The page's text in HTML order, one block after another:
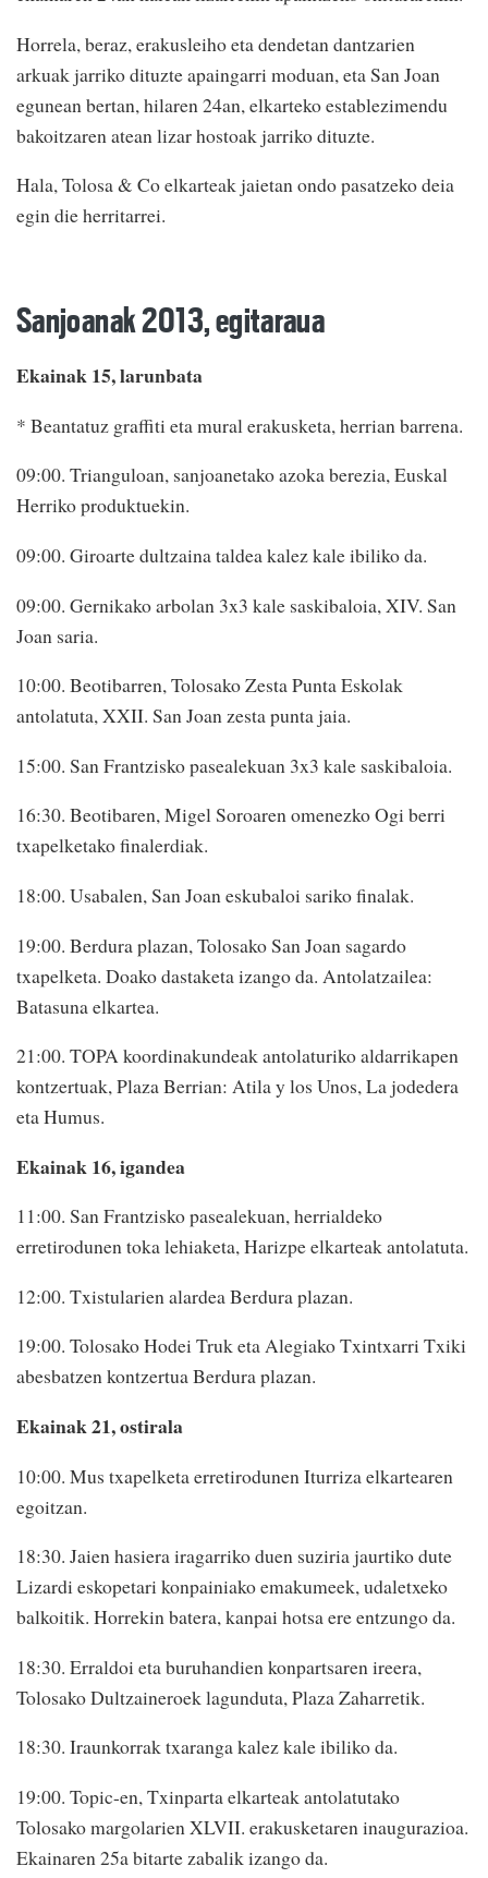
Horrela, beraz, erakusleiho eta dendetan dantzarien
arkuak jarriko dituzte apaingarri moduan, eta San Joan
egunean bertan, hilaren 24an, elkarteko establezimendu
bakoitzaren atean lizar hostoak jarriko dituzte.
Hala, Tolosa & Co elkarteak jaietan ondo pasatzeko deia
egin die herritarrei.
Sanjoanak 2013, egitaraua
Ekainak 15, larunbata
* Beantatuz graffiti eta mural erakusketa, herrian barrena.
09:00. Trianguloan, sanjoanetako azoka berezia, Euskal
Herriko produktuekin.
09:00. Giroarte dultzaina taldea kalez kale ibiliko da.
09:00. Gernikako arbolan 3x3 kale saskibaloia, XIV. San
Joan saria.
10:00. Beotibarren, Tolosako Zesta Punta Eskolak
antolatuta, XXII. San Joan zesta punta jaia.
15:00. San Frantzisko pasealekuan 3x3 kale saskibaloia.
16:30. Beotibaren, Migel Soroaren omenezko Ogi berri
txapelketako finalerdiak.
18:00. Usabalen, San Joan eskubaloi sariko finalak.
19:00. Berdura plazan, Tolosako San Joan sagardo
txapelketa. Doako dastaketa izango da. Antolatzailea:
Batasuna elkartea.
21:00. TOPA koordinakundeak antolaturiko aldarrikapen
kontzertuak, Plaza Berrian: Atila y los Unos, La jodedera
eta Humus.
Ekainak 16, igandea
11:00. San Frantzisko pasealekuan, herrialdeko
erretirodunen toka lehiaketa, Harizpe elkarteak antolatuta.
12:00. Txistularien alardea Berdura plazan.
19:00. Tolosako Hodei Truk eta Alegiako Txintxarri Txiki
abesbatzen kontzertua Berdura plazan.
Ekainak 21, ostirala
10:00. Mus txapelketa erretirodunen Iturriza elkartearen
egoitzan.
18:30. Jaien hasiera iragarriko duen suziria jaurtiko dute
Lizardi eskopetari konpainiako emakumeek, udaletxeko
balkoitik. Horrekin batera, kanpai hotsa ere entzungo da.
18:30. Erraldoi eta buruhandien konpartsaren ireera,
Tolosako Dultzaineroek lagunduta, Plaza Zaharretik.
18:30. Iraunkorrak txaranga kalez kale ibiliko da.
19:00. Topic-en, Txinparta elkarteak antolatutako
Tolosako margolarien XLVII. erakusketaren inaugurazioa.
Ekainaren 25a bitarte zabalik izango da.